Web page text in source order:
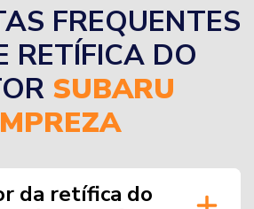
FREQUENTES
RETÍFICA DO
SUBARU
da retífica do